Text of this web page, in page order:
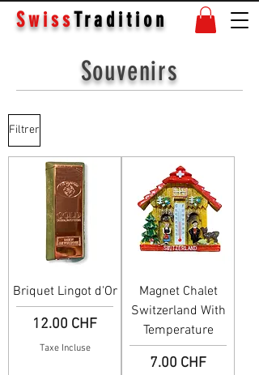
SwissTradition
Souvenirs
Filtrer
Briquet Lingot d'Or
Prix
12.00 CHF
Taxe Incluse
Magnet Chalet
Switzerland With
Temperature
Prix
7.00 CHF